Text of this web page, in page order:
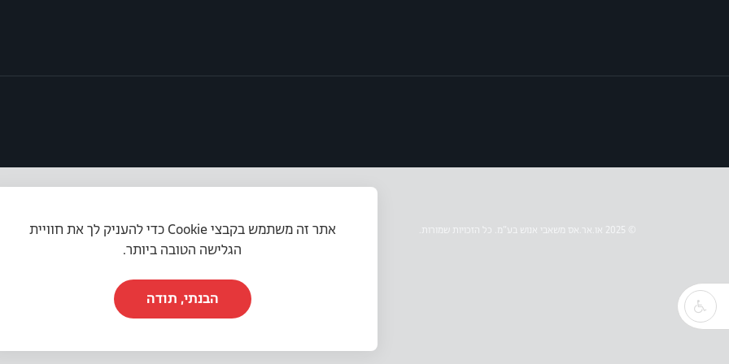
תקנון האתר | מדיניות פרטיות | הצהרת נגישות
אתר זה משתמש בקבצי Cookie כדי להעניק לך את חוויית
הגלישה הטובה ביותר.
הבנתי, תודה